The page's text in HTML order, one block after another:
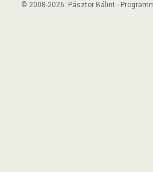
© 2008-2026. Pásztor Bálint -